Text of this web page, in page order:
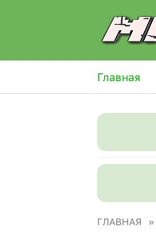
Главная
ГЛАВНАЯ »